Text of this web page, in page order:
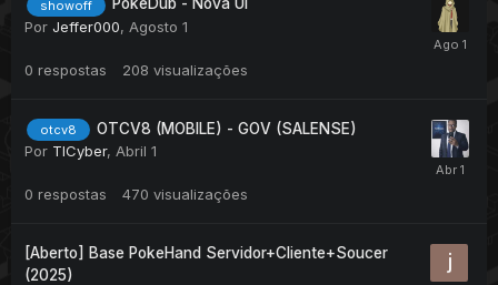
showoff
PokeDub - Nova UI
Por Jeffer000, Agosto 1
0 respostas 208 visualizações
otcv8
OTCV8 (MOBILE) - GOV (SALENSE)
Por TICyber, Abril 1
0 respostas 470 visualizações
[Aberto] Base PokeHand Servidor+Cliente+Soucer
(2025)